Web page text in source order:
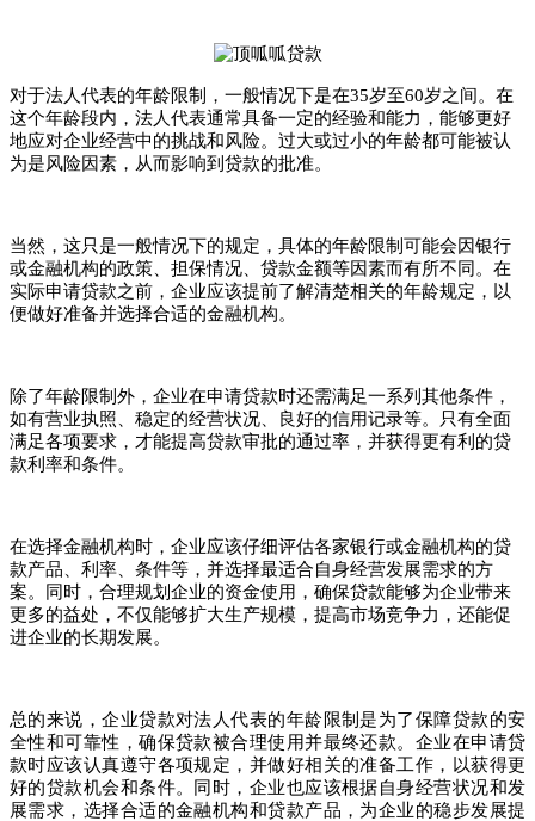
对于法人代表的年龄限制，一般情况下是在35岁至60岁之间。在
这个年龄段内，法人代表通常具备一定的经验和能力，能够更好
地应对企业经营中的挑战和风险。过大或过小的年龄都可能被认
为是风险因素，从而影响到贷款的批准。
当然，这只是一般情况下的规定，具体的年龄限制可能会因银行
或金融机构的政策、担保情况、贷款金额等因素而有所不同。在
实际申请贷款之前，企业应该提前了解清楚相关的年龄规定，以
便做好准备并选择合适的金融机构。
除了年龄限制外，企业在申请贷款时还需满足一系列其他条件，
如有营业执照、稳定的经营状况、良好的信用记录等。只有全面
满足各项要求，才能提高贷款审批的通过率，并获得更有利的贷
款利率和条件。
在选择金融机构时，企业应该仔细评估各家银行或金融机构的贷
款产品、利率、条件等，并选择最适合自身经营发展需求的方
案。同时，合理规划企业的资金使用，确保贷款能够为企业带来
更多的益处，不仅能够扩大生产规模，提高市场竞争力，还能促
进企业的长期发展。
总的来说，企业贷款对法人代表的年龄限制是为了保障贷款的安
全性和可靠性，确保贷款被合理使用并最终还款。企业在申请贷
款时应该认真遵守各项规定，并做好相关的准备工作，以获得更
好的贷款机会和条件。同时，企业也应该根据自身经营状况和发
展需求，选择合适的金融机构和贷款产品，为企业的稳步发展提